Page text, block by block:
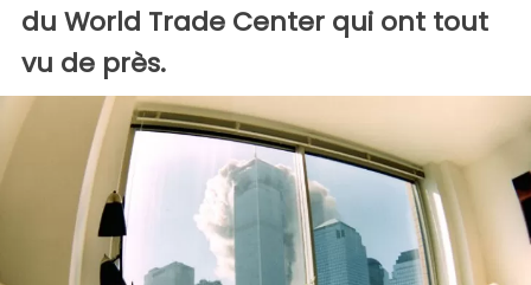
du World Trade Center qui ont tout
vu de près.